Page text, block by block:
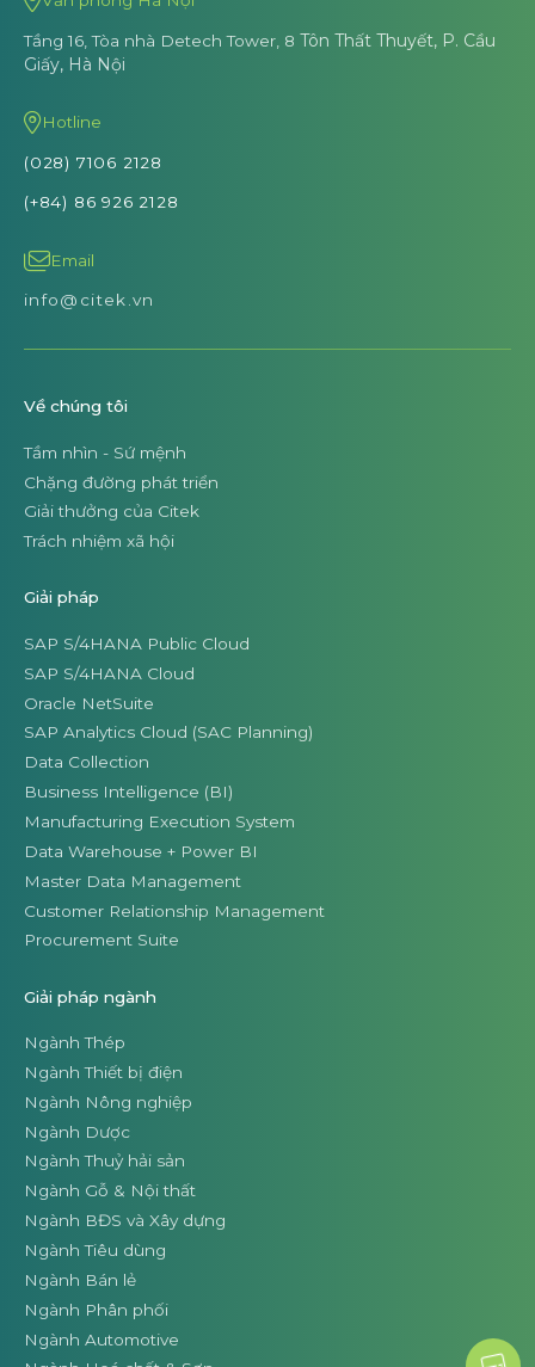
Tầng 16, Tòa nhà Detech Tower, 8 Tôn Thất Thuyết, P. Cầu
Giấy, Hà Nội
Hotline
(028) 7106 2128
(+84) 86 926 2128
Email
info@citek.vn
Về chúng tôi
Tầm nhìn - Sứ mệnh
Chặng đường phát triển
Giải thưởng của Citek
Trách nhiệm xã hội
Giải pháp
SAP S/4HANA Public Cloud
SAP S/4HANA Cloud
Oracle NetSuite
SAP Analytics Cloud (SAC Planning)
Data Collection
Business Intelligence (BI)
Manufacturing Execution System
Data Warehouse + Power BI
Master Data Management
Customer Relationship Management
Procurement Suite
Giải pháp ngành
Ngành Thép
Ngành Thiết bị điện
Ngành Nông nghiệp
Ngành Dược
Ngành Thuỷ hải sản
Ngành Gỗ & Nội thất
Ngành BĐS và Xây dựng
Ngành Tiêu dùng
Ngành Bán lẻ
Ngành Phân phối
Ngành Automotive